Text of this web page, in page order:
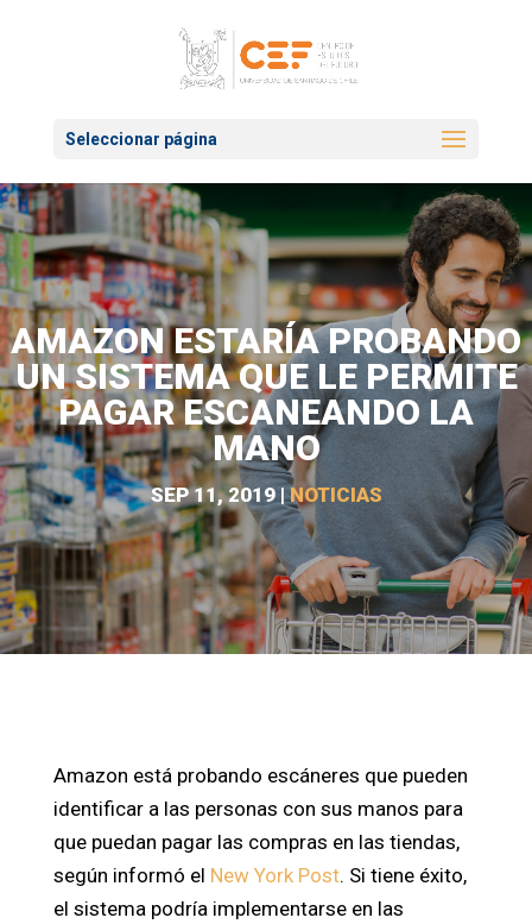
Seleccionar página
AMAZON ESTARÍA PROBANDO
UN SISTEMA QUE LE PERMITE
PAGAR ESCANEANDO LA
MANO
SEP 11, 2019|NOTICIAS
Amazon está probando escáneres que pueden
identificar a las personas con sus manos para
que puedan pagar las compras en las tiendas,
según informó el New York Post. Si tiene éxito,
el sistema podría implementarse en las